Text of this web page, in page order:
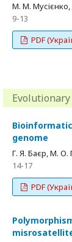
М. М.
9-13
PDF
Evolutionary
genome
Г. Я. Баєр, М. О.
14-17
PDF